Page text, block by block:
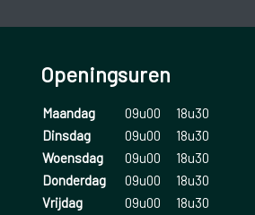
Openingsuren
Maandag 09u00
18u30
Dinsdag
09u00
18u30
Woensdag
09u00
18u30
Donderdag
09u00
18u30
Vrijdag
09u00
18u30